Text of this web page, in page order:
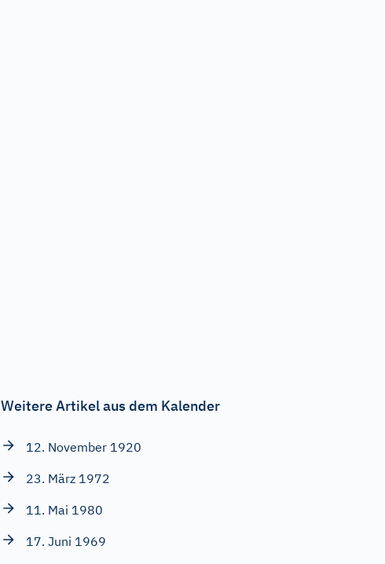
Weitere Artikel aus dem Kalender
12. November 1920
23. März 1972
11. Mai 1980
17. Juni 1969